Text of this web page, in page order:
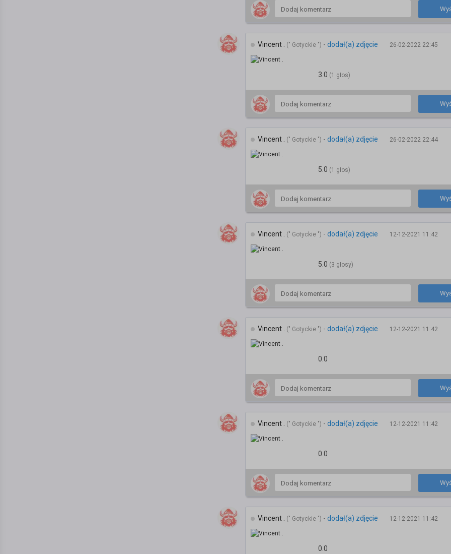
Vincent . (" Gotyckie ") - dodał(a) zdjęcie 26-02-2022 22:45
3.0 (1 głos)
Vincent . (" Gotyckie ") - dodał(a) zdjęcie 26-02-2022 22:44
5.0 (1 głos)
Vincent . (" Gotyckie ") - dodał(a) zdjęcie 12-12-2021 11:42
5.0 (3 głosy)
Vincent . (" Gotyckie ") - dodał(a) zdjęcie 12-12-2021 11:42
0.0
Vincent . (" Gotyckie ") - dodał(a) zdjęcie 12-12-2021 11:42
0.0
Vincent . (" Gotyckie ") - dodał(a) zdjęcie 12-12-2021 11:42
0.0